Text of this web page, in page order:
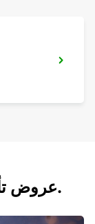
عروض تأجير السيارات والحافلات اليوم.